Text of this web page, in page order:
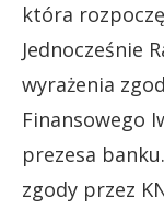
która
Jednocześnie
wyrażenia
Finansowego
prezesa
zgody przez